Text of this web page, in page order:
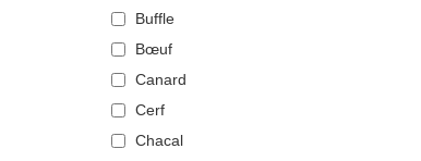
Buffle
Bœuf
Canard
Cerf
Chacal